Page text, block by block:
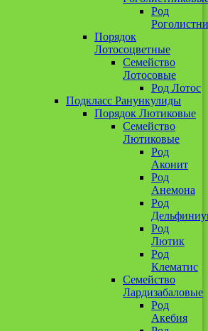
Род
Порядок
Лотосоцветные
Семейство
Лотосовые
Род Лотос
Подкласс Ранункулиды
Порядок Лютиковые
Семейство
Лютиковые
Род
Аконит
Род
Анемона
Род
Род
Лютик
Род
Клематис
Семейство
Лардизабаловые
Род
Акебия